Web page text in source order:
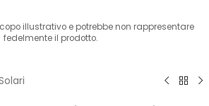
illustrativo e potrebbe non rappresentare
fedelmente il prodotto.